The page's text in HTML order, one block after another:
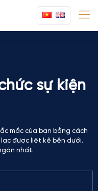
sự kiện
mắc của bạn bằng cách
được liệt kê bên dưới.
nhất.